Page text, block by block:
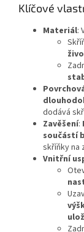
Klíčové
Materiál:
dodává
Zavěšení:
součástí
skříňky na
Vnitřní